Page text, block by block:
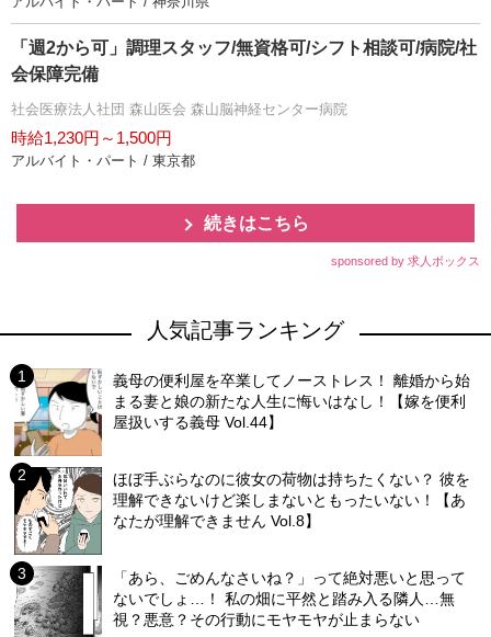
「週2から可」調理スタッフ/無資格可/シフト相談可/病院/社
会保障完備
社会医療法人社団 森山医会 森山脳神経センター病院
時給1,230円～1,500円
アルバイト・パート / 東京都
続きはこちら
sponsored by 求人ボックス
人気記事ランキング
義母の便利屋を卒業してノーストレス！ 離婚から始
まる妻と娘の新たな人生に悔いはなし！【嫁を便利
屋扱いする義母 Vol.44】
ほぼ手ぶらなのに彼女の荷物は持ちたくない？ 彼を
理解できないけど楽しまないともったいない！【あ
なたが理解できません Vol.8】
「あら、ごめんなさいね？」って絶対悪いと思って
ないでしょ…！ 私の畑に平然と踏み入る隣人…無
視？悪意？その行動にモヤモヤが止まらない